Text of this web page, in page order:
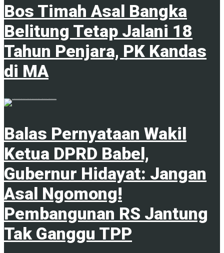
Bos Timah Asal Bangka
Belitung Tetap Jalani 18
Tahun Penjara, PK Kandas
di MA
Balas Pernyataan Wakil
Ketua DPRD Babel,
Gubernur Hidayat: Jangan
Asal Ngomong!
Pembangunan RS Jantung
Tak Ganggu TPP